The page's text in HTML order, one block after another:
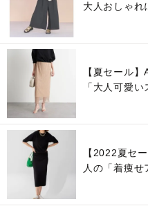
大人おしゃれ
【夏セール
「大人可愛
【2022夏セ
人の「着痩せ